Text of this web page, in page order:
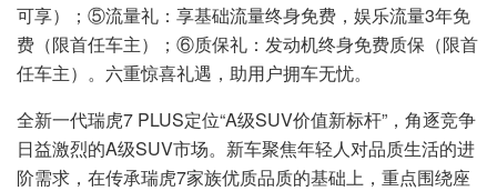
可享）；⑤流量礼：享基础流量终身免费，娱乐流量3年免
费（限首任车主）；⑥质保礼：发动机终身免费质保（限首
任车主）。六重惊喜礼遇，助用户拥车无忧。
全新一代瑞虎7 PLUS定位“A级SUV价值新标杆”，角逐竞争
日益激烈的A级SUV市场。新车聚焦年轻人对品质生活的进
阶需求，在传承瑞虎7家族优质品质的基础上，重点围绕座